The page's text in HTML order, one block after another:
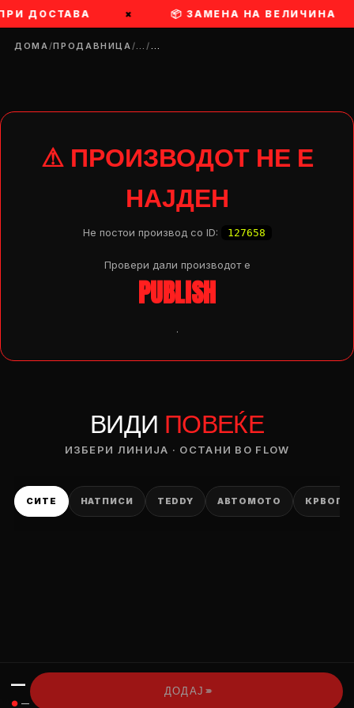
ДОСТАВА × 📦 ЗАМЕНА НА ВЕЛИЧИНА
ДОМА/ПРОДАВНИЦА/…/…
⚠ ПРОИЗВОДОТ НЕ Е
НАЈДЕН
Не постои производ со ID: 127658
Провери дали производот e
PUBLISH
.
ВИДИ ПОВЕЌЕ
ИЗБЕРИ ЛИНИЈА · ОСТАНИ ВО FLOW
СИТЕ НАТПИСИ TEDDY АВТОМОТО
—
● —
ДОДАЈ ›››